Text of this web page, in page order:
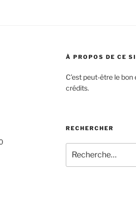
À PROPOS DE CE
C’est peut-être le
crédits.
RECHERCHER
pour
: